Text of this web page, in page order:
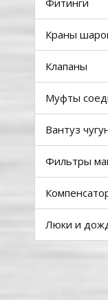
Фитинги
Краны
Клапаны
Муфты
Вантуз
Фильтры
Люки и